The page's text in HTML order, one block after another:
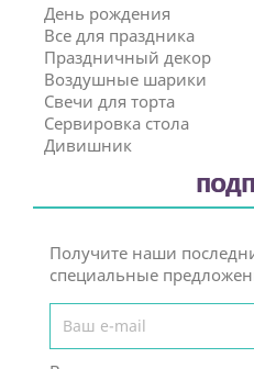
День рождения
Все для праздника
Праздничный декор
Воздушные шарики
Свечи для торта
Сервировка стола
Дивишник
Получите наши
специальные